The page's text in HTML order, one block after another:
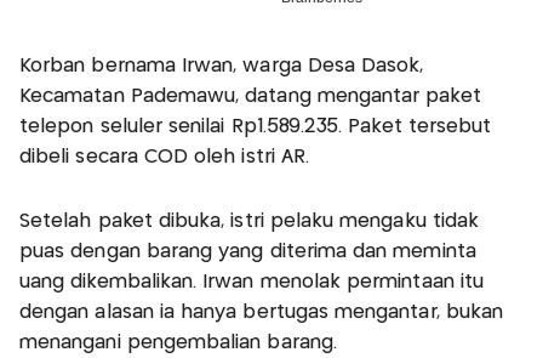
Korban bernama Irwan, warga Desa Dasok,
Kecamatan Pademawu, datang mengantar paket
telepon seluler senilai Rp1.589.235. Paket tersebut
dibeli secara COD oleh istri AR.
Setelah paket dibuka, istri pelaku mengaku tidak
puas dengan barang yang diterima dan meminta
uang dikembalikan. Irwan menolak permintaan itu
dengan alasan ia hanya bertugas mengantar, bukan
menangani pengembalian barang.